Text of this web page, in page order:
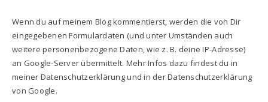
Wenn du auf meinem Blog kommentierst, werden die von Dir
eingegebenen Formulardaten (und unter Umständen auch
weitere personenbezogene Daten, wie z. B. deine IP-Adresse)
an Google-Server übermittelt. Mehr Infos dazu findest du in
meiner Datenschutzerklärung und in der Datenschutzerklärung
von Google.